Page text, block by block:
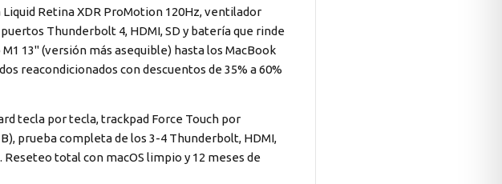
Retina XDR ProMotion 120Hz, ventilador
Thunderbolt 4, HDMI, SD y batería que rinde
13" (versión más asequible) hasta los MacBook
reacondicionados con descuentos de 35% a 60%
tecla por tecla, trackpad Force Touch por
prueba completa de los 3-4 Thunderbolt, HDMI,
total con macOS limpio y 12 meses de